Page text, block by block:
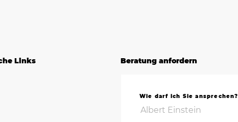
Links Beratung anfordern
Wie darf ich Sie ansprechen?